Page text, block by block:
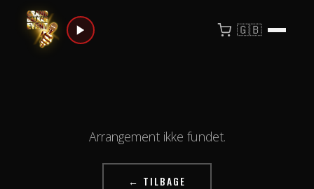
🇬🇧
Arrangement ikke fundet.
← TILBAGE